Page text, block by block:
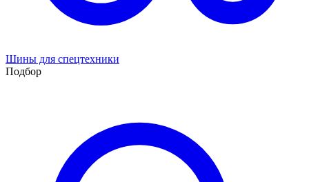
Шины для спецтехники
Подбор